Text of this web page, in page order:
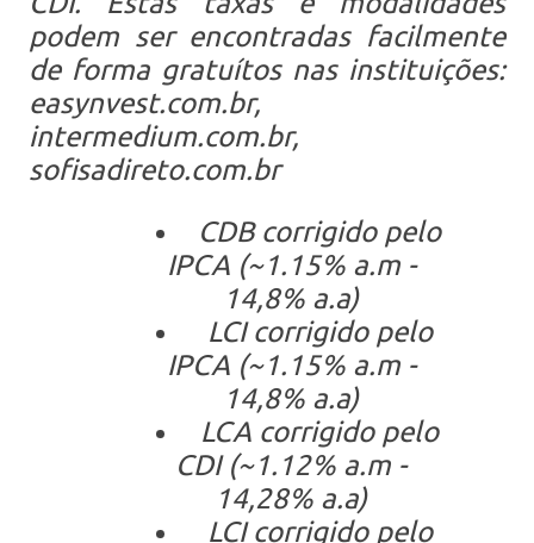
podem ser encontradas facilmente
de forma gratuítos nas instituições:
easynvest.com.br,
intermedium.com.br,
sofisadireto.com.br
CDB corrigido pelo
IPCA (~1.15% a.m -
14,8% a.a)
LCI corrigido pelo
IPCA (~1.15% a.m -
14,8% a.a)
LCA corrigido pelo
CDI (~1.12% a.m -
14,28% a.a)
LCI corrigido pelo